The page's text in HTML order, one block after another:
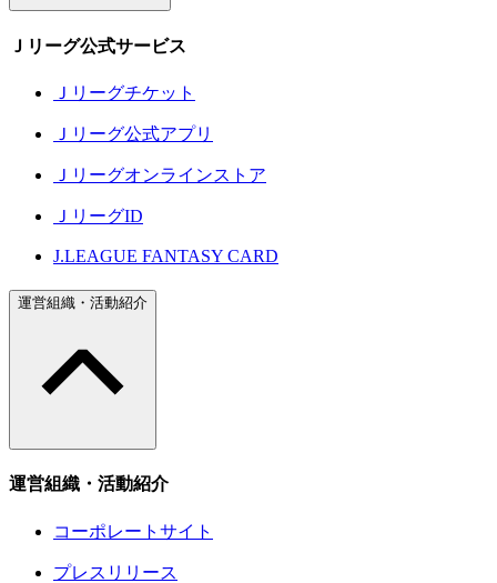
Ｊリーグ公式サービス
Ｊリーグチケット
Ｊリーグ公式アプリ
Ｊリーグオンラインストア
ＪリーグID
J.LEAGUE FANTASY CARD
運営組織・活動紹介
運営組織・活動紹介
コーポレートサイト
プレスリリース